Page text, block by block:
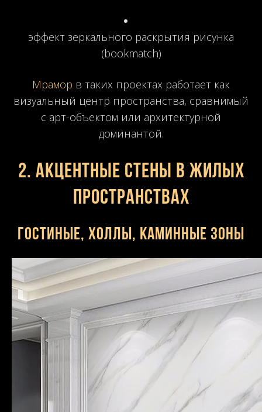
эффект зеркального раскрытия рисунка
(bookmatch)
Мрамор в таких проектах работает как
визуальный центр пространства, сравнимый
с арт-объектом или архитектурной
доминантой.
2. Акцентные стены в жилых
пространствах
Гостиные, холлы, каминные зоны